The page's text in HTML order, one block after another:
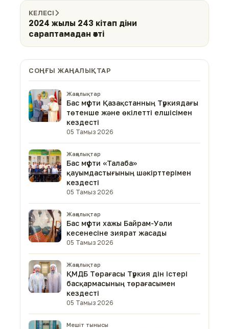
КЕЛЕСІ
2024 жылы 243 кітап діни
сараптамадан өтті
СОҢҒЫ ЖАҢАЛЫҚТАР
Жаңалықтар
Бас мүфти Қазақстанның Түркиядағы
төтенше және өкілетті елшісімен
кездесті
05 Тамыз 2026
Жаңалықтар
Бас мүфти «Талаба»
қауымдастығының шәкірттерімен
кездесті
05 Тамыз 2026
Жаңалықтар
Бас мүфти хажы Байрам-Уәли
кесенесіне зиярат жасады
05 Тамыз 2026
Жаңалықтар
ҚМДБ Төрағасы Түркия дін істері
басқармасының төрағасымен
кездесті
05 Тамыз 2026
Мешіт тынысы